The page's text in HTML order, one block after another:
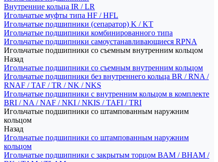
Внутренние кольца IR / LR
Игольчатые муфты типа HF / HFL
Игольчатые подшипники (сепаратор) K / KT
Игольчатые подшипники комбинированного типа
Игольчатые подшипники самоустанавливающиеся RPNA
Игольчатые подшипники со съемным внутренним кольцом
Назад
Игольчатые подшипники со съемным внутренним кольцом
Игольчатые подшипники без внутреннего кольца BR / RNA /
RNAF / TAF / TR / NK / NKS
Игольчатые подшипники с внутренним кольцом в комплекте
BRI / NA / NAF / NKI / NKIS / TAFI / TRI
Игольчатые подшипники со штампованным наружним
кольцом
Назад
Игольчатые подшипники со штампованным наружним
кольцом
Игольчатые подшипники с закрытым торцом BAM / BHAM /